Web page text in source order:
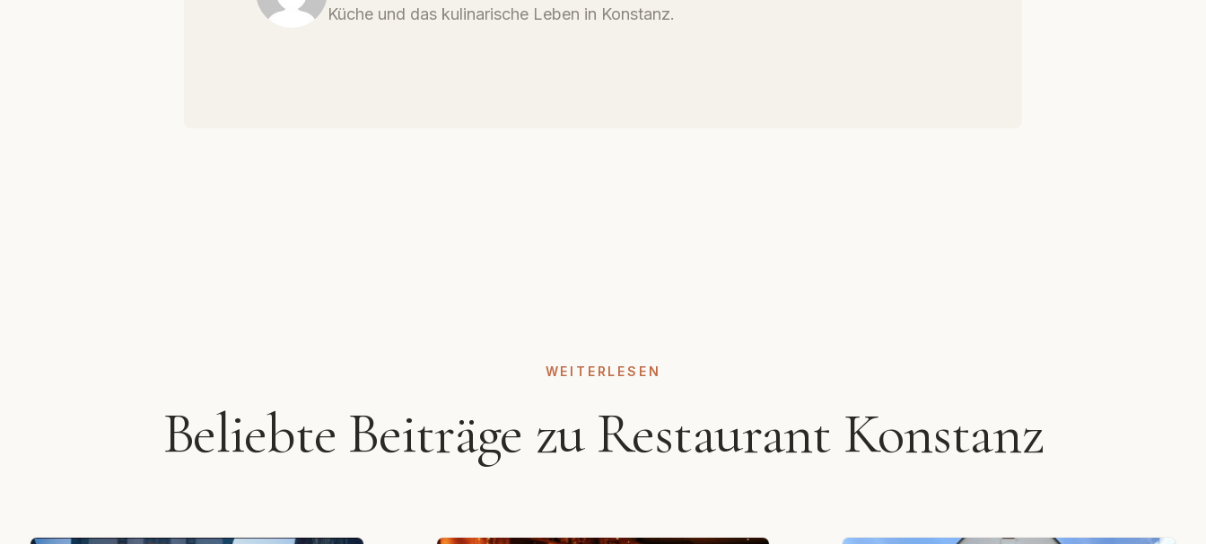
Küche und das kulinarische Leben in Konstanz.
WEITERLESEN
Beliebte Beiträge zu Restaurant Konstanz